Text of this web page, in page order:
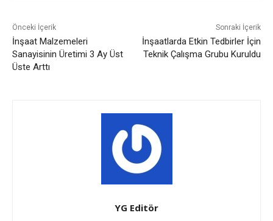
Önceki İçerik
İnşaat Malzemeleri
Sanayisinin Üretimi 3 Ay Üst
Üste Arttı
Sonraki İçerik
İnşaatlarda Etkin Tedbirler İçin
Teknik Çalışma Grubu Kuruldu
YG Editör